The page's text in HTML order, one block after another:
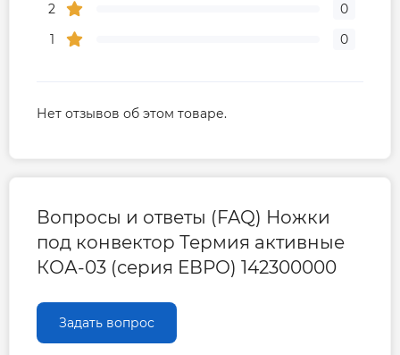
2
0
1
0
Нет отзывов об этом товаре.
Вопросы и ответы (FAQ) Ножки
под конвектор Термия активные
КОА-03 (серия ЕВРО) 142300000
Задать вопрос